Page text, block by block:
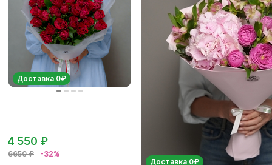
Доставка 0₽
6650 ₽ -32%
4 550 ₽
Доставка 0₽